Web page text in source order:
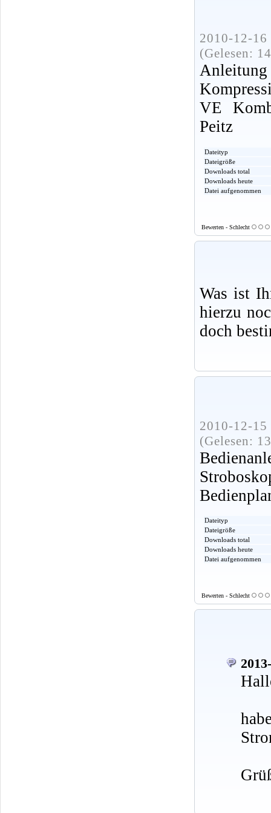
2010-12-
(Gelesen:
VE
Peitz
Dateityp
Dateigröße
Downloads total
Downloads heute
Datei aufgenommen
Bewerten - Schlecht
Was ist
hierzu
doch
2010-12-
(Gelesen:
Dateityp
Dateigröße
Downloads total
Downloads heute
Datei aufgenommen
Bewerten - Schlecht